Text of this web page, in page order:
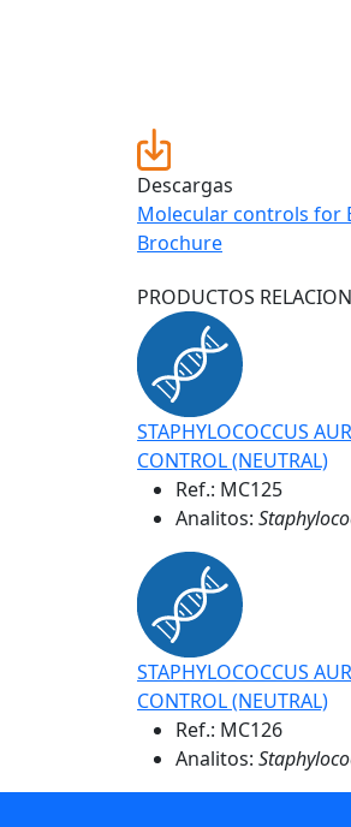
Descargas
Molecular controls for
Brochure
PRODUCTOS
STAPHYLOCOCCUS
CONTROL (NEUTRAL)
Ref.: MC125
Analitos:
STAPHYLOCOCCUS
CONTROL (NEUTRAL)
Ref.: MC126
Analitos: